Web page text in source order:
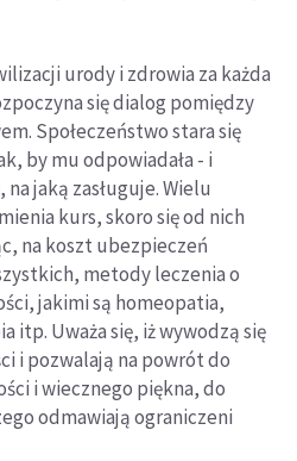
urody i zdrowia za każda
się dialog pomiędzy
Społeczeństwo stara się
by mu odpowiadała - i
jaką zasługuje. Wielu
kurs, skoro się od nich
na koszt ubezpieczeń
metody leczenia o
jakimi są homeopatia,
Uważa się, iż wywodzą się
i pozwalają na powrót do
i wiecznego piękna, do
odmawiają ograniczeni